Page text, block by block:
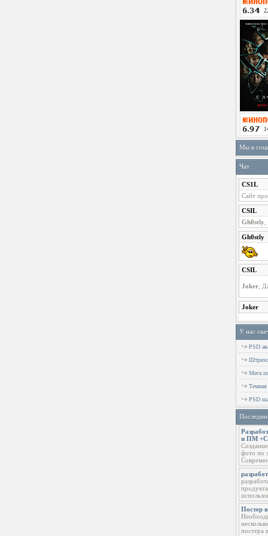
Мы в
Чат
У нас
PSD
Мега
Темная
PSD
и ПМ
фото по
Постер
постера